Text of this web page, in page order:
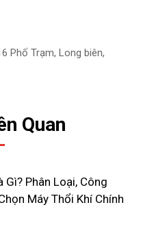
đầy đủ, chủ
do được nhập từ
Tâm Phát có các
và nhiều chiết khấu
Phố Trạm, Long biên,
Quan
Gì? Phân Loại, Công
Máy Thổi Khí Chính